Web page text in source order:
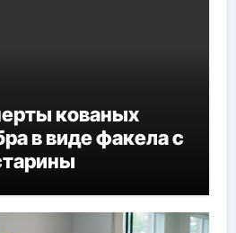
кованых
в виде факела с